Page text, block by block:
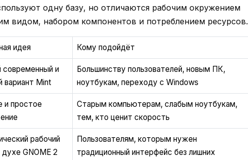
одну базу, но отличаются рабочим окружением
видом, набором компонентов и потреблением ресурсов.
идея Кому подойдёт
и
вариант Mint
Большинству пользователей, новым ПК,
ноутбукам, переходу с Windows
и простое
Старым компьютерам, слабым ноутбукам,
тем, кто ценит скорость
рабочий
духе GNOME 2
Пользователям, которым нужен
традиционный интерфейс без лишних